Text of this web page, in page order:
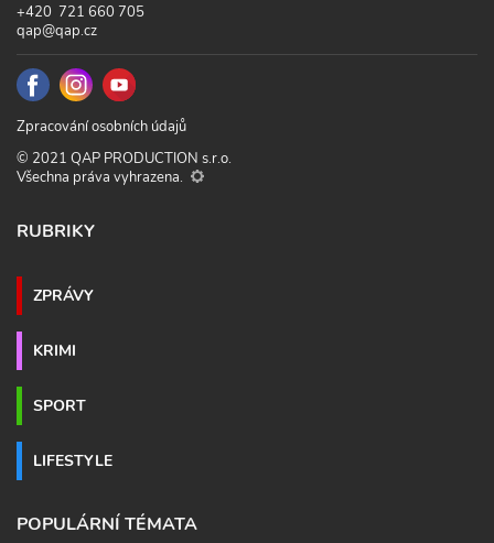
+420 721 660 705
qap@qap.cz
Zpracování osobních údajů
© 2021 QAP PRODUCTION s.r.o.
Všechna práva vyhrazena.
RUBRIKY
ZPRÁVY
KRIMI
SPORT
LIFESTYLE
POPULÁRNÍ TÉMATA